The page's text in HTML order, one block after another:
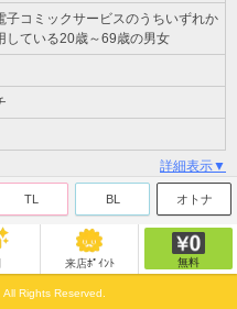
子コミックサービスのうちいずれか
している20歳～69歳の男女
詳細表示▼
TL BL オトナ
来店ﾎﾟｲﾝﾄ 無料
Rights Reserved.